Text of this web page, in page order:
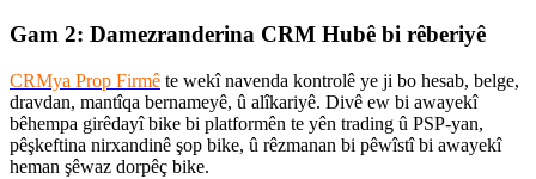
Gam 2: Damezranderina CRM Hubê bi rêberiyê
CRMya Prop Firmê te wekî navenda kontrolê ye ji bo hesab, belge,
dravdan, mantîqa bernameyê, û alîkariyê. Divê ew bi awayekî
bêhempa girêdayî bike bi platformên te yên trading û PSP-yan,
pêşkeftina nirxandinê şop bike, û rêzmanan bi pêwîstî bi awayekî
heman şêwaz dorpêç bike.